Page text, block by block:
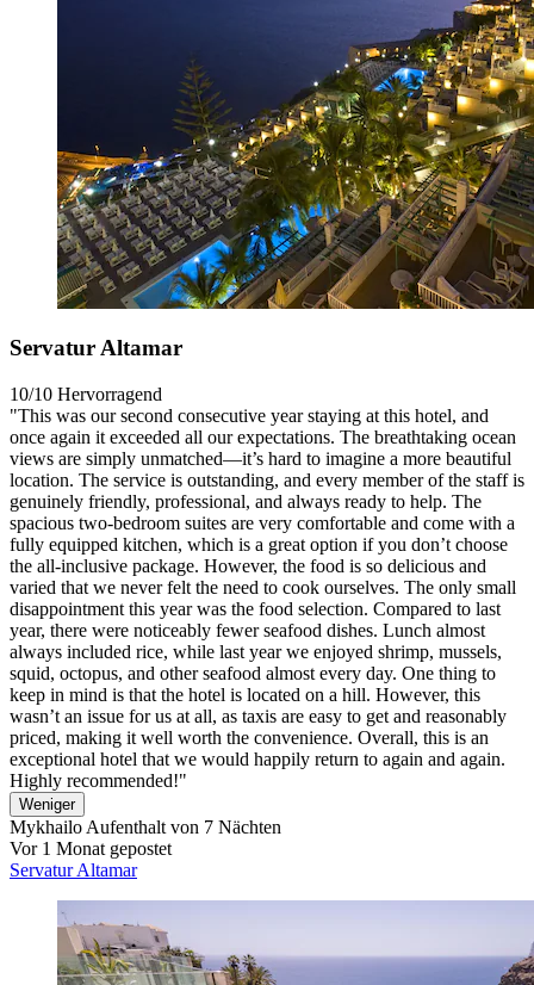
Servatur Altamar
10/10 Hervorragend
"This was our second consecutive year staying at this hotel, and
once again it exceeded all our expectations. The breathtaking ocean
views are simply unmatched—it’s hard to imagine a more beautiful
location. The service is outstanding, and every member of the staff is
genuinely friendly, professional, and always ready to help. The
spacious two-bedroom suites are very comfortable and come with a
fully equipped kitchen, which is a great option if you don’t choose
the all-inclusive package. However, the food is so delicious and
varied that we never felt the need to cook ourselves. The only small
disappointment this year was the food selection. Compared to last
year, there were noticeably fewer seafood dishes. Lunch almost
always included rice, while last year we enjoyed shrimp, mussels,
squid, octopus, and other seafood almost every day. One thing to
keep in mind is that the hotel is located on a hill. However, this
wasn’t an issue for us at all, as taxis are easy to get and reasonably
priced, making it well worth the convenience. Overall, this is an
exceptional hotel that we would happily return to again and again.
Highly recommended!"
Weniger
Mykhailo Aufenthalt von 7 Nächten
Vor 1 Monat gepostet
Servatur Altamar